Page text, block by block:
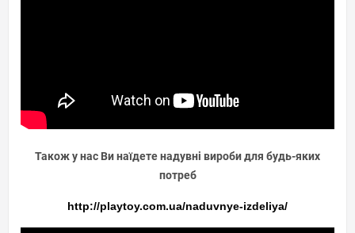
Також у нас Ви наїдете надувні вироби для будь-яких
потреб
http://playtoy.com.ua/naduvnye-izdeliya/